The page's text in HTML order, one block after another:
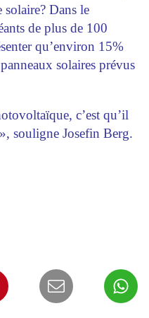
Dans le
de plus de 100
qu’environ 15%
solaires prévus
c’est qu’il
souligne Josefin Berg.